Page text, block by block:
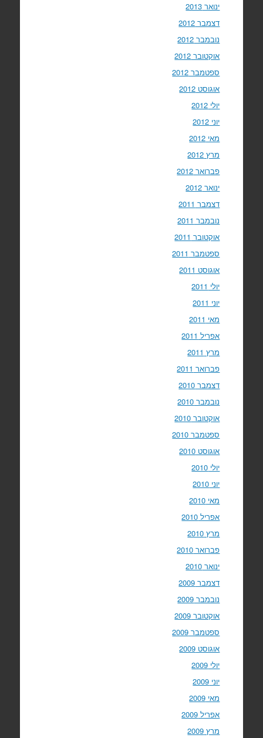
ינואר 2013
דצמבר 2012
נובמבר 2012
אוקטובר 2012
ספטמבר 2012
אוגוסט 2012
יולי 2012
יוני 2012
מאי 2012
מרץ 2012
פברואר 2012
ינואר 2012
דצמבר 2011
נובמבר 2011
אוקטובר 2011
ספטמבר 2011
אוגוסט 2011
יולי 2011
יוני 2011
מאי 2011
אפריל 2011
מרץ 2011
פברואר 2011
דצמבר 2010
נובמבר 2010
אוקטובר 2010
ספטמבר 2010
אוגוסט 2010
יולי 2010
יוני 2010
מאי 2010
אפריל 2010
מרץ 2010
פברואר 2010
ינואר 2010
דצמבר 2009
נובמבר 2009
אוקטובר 2009
ספטמבר 2009
אוגוסט 2009
יולי 2009
יוני 2009
מאי 2009
אפריל 2009
מרץ 2009